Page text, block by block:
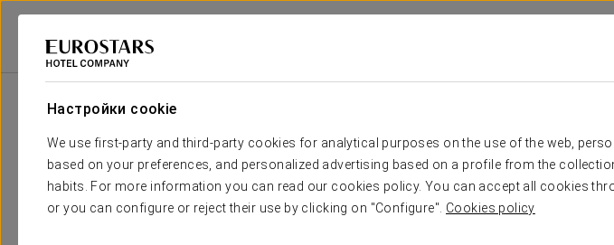
Настройки cookie
We use first-party and third-party cookies for analytical purposes on the use of the web,
based on your preferences, and personalized advertising based on a profile from the
habits. For more information you can read our cookies policy. You can accept all cookies
or you can configure or reject their use by clicking on "Configure". Cookies policy
Eurostars Hotel Company
Наследие
Благодаря своему расположению Casa Recimil
исторических маршрутов Европы — Camino
древним паломническим маршрутом
, он
культуру и самобытность территорий, через